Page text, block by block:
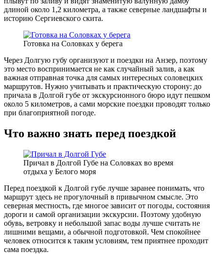
длиной около 1,2 километра, а также северные ландшафты и
историю Сергиевского скита.
Готовка на Соловках у берега
Через Долгую губу организуют и поездки на Анзер, поэтому
это место воспринимается не как случайный залив, а как
важная отправная точка для самых интересных соловецких
маршрутов. Нужно учитывать и практическую сторону: до
причала в Долгой губе от экскурсионного бюро идут пешком
около 5 километров, а сами морские поездки проводят только
при благоприятной погоде.
Что важно знать перед поездкой
Причал в Долгой Губе на Соловках во время
отдыха у Белого моря
Перед поездкой к Долгой губе лучше заранее понимать, что
маршрут здесь не прогулочный в привычном смысле. Это
северная местность, где многое зависит от погоды, состояния
дороги и самой организации экскурсии. Поэтому удобную
обувь, ветровку и небольшой запас воды лучше считать не
лишними вещами, а обычной подготовкой. Чем спокойнее
человек относится к таким условиям, тем приятнее проходит
сама поездка.